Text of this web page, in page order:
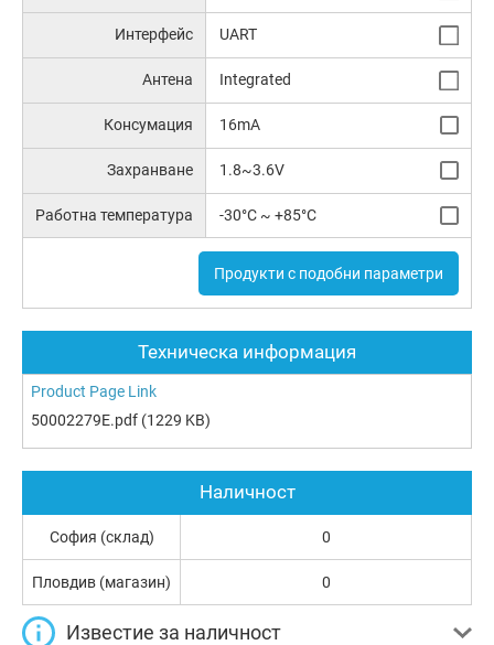
Интерфейс UART
Антена Integrated
Консумация 16mA
Захранване 1.8~3.6V
Работна температура -30°C ~ +85°C
Продукти с подобни параметри
Техническа информация
Product Page Link
50002279E.pdf (1229 KB)
Наличност
София (склад) 0
Пловдив (магазин) 0
Известие за наличност